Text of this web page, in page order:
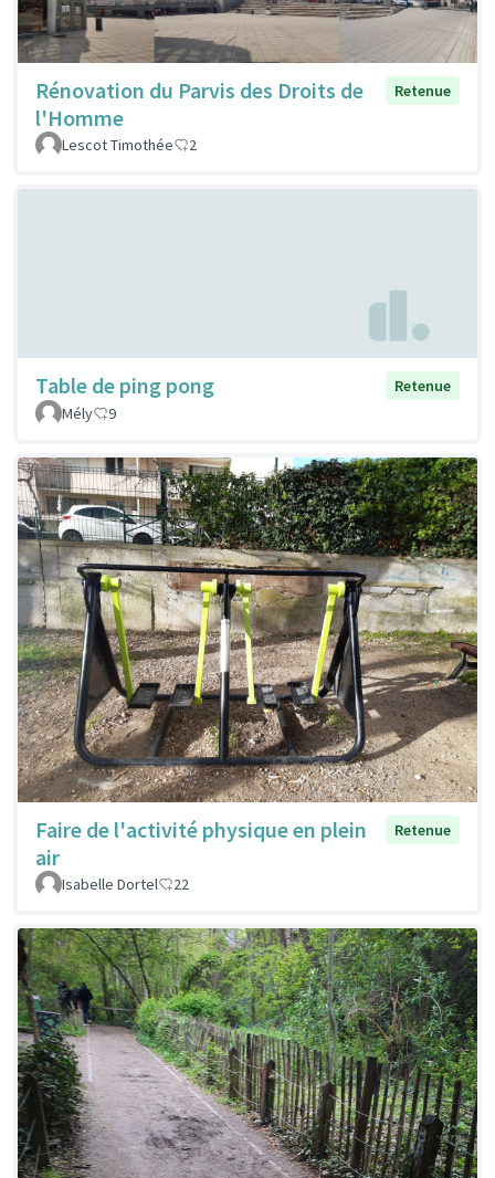
Rénovation du Parvis des Droits de
l'Homme
Retenue
Lescot Timothée 2
Table de ping pong
Retenue
Mély
9
Faire de l'activité physique en plein
air
Retenue
Isabelle Dortel 22